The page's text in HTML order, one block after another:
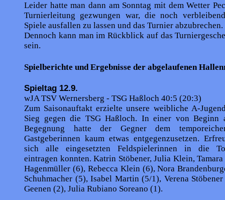
Leider hatte man dann am Sonntag mit dem Wetter
Turnierleitung gezwungen war, die noch
Spiele ausfallen zu lassen und das Turnier abzubrechen.
Dennoch kann man im Rückblick auf das
sein.
Spielberichte und Ergebnisse der abgelaufenen
Spieltag 12.9.
wJA TSV Wernersberg - TSG Haßloch 40:5 (20:3)
Zum Saisonauftakt erzielte unsere weibliche A-
Sieg gegen die TSG Haßloch. In einer von Beginn
Begegnung hatte der Gegner dem
Gastgeberinnen kaum etwas entgegenzusetzen.
sich alle eingesetzten Feldspielerinnen in die
eintragen konnten. Katrin Stöbener, Julia Klein,
Hagenmüller (6), Rebecca Klein (6), Nora
Schuhmacher (5), Isabel Martin (5/1), Verena
Geenen (2), Julia Rubiano Soreano (1).